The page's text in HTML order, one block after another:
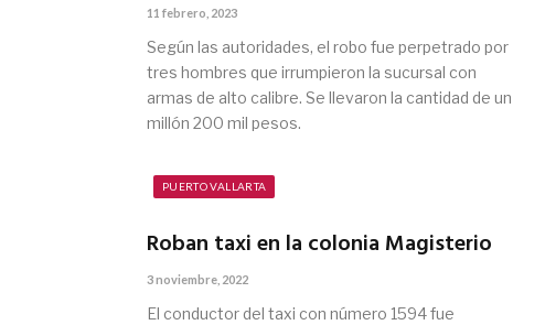
11 febrero, 2023
Según las autoridades, el robo fue perpetrado por
tres hombres que irrumpieron la sucursal con
armas de alto calibre. Se llevaron la cantidad de un
millón 200 mil pesos.
PUERTO VALLARTA
Roban taxi en la colonia Magisterio
3 noviembre, 2022
El conductor del taxi con número 1594 fue